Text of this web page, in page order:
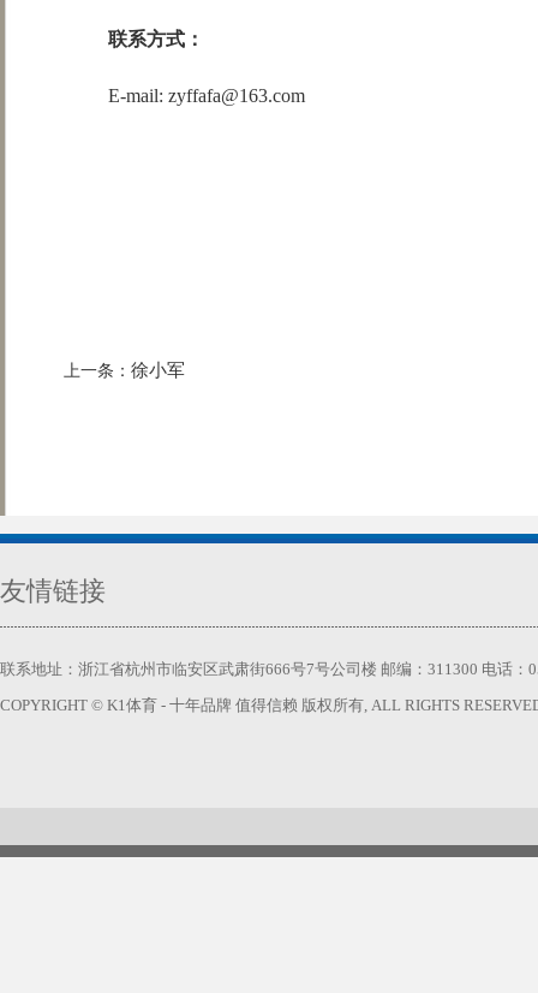
联系方式：
E-mail: zyffafa@163.com
上一条： 徐小军
友情链接
联系地址：浙江省杭州市临安区武肃街666号7号公司楼 邮编：311300 电话：
COPYRIGHT © K1体育 - 十年品牌 值得信赖 版权所有, ALL RIGHTS